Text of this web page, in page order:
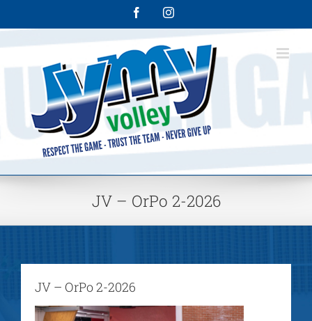
FacebookInstagram
JV – OrPo 2-2026
JV – OrPo 2-2026